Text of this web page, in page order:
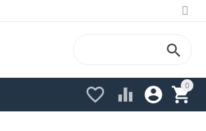
0


 
